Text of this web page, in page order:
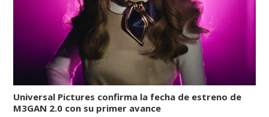
Universal Pictures confirma la fecha de estreno de
M3GAN 2.0 con su primer avance